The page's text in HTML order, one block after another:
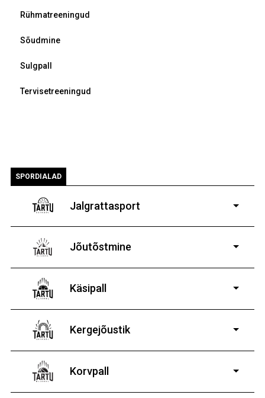
Rühmatreeningud
Sõudmine
Sulgpall
Tervisetreeningud
SPORDIALAD
Jalgrattasport
vanematele poistele ja tüdrukutele
Jõutõstmine
poistele ja tüdrukutele
Käsipall
Kergejõustik
Korvpall